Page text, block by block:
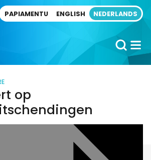
PAPIAMENTU ENGLISH NEDERLANDS
op